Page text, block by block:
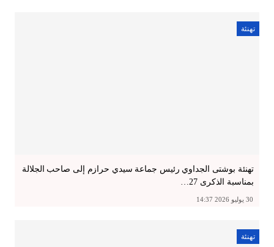
تهنئة
تهنئة بوشتى الجداوي رئيس جماعة سيدي حرازم إلى صاحب الجلالة
بمناسبة الذكرى 27…
30 يوليو 2026 14:37
تهنئة